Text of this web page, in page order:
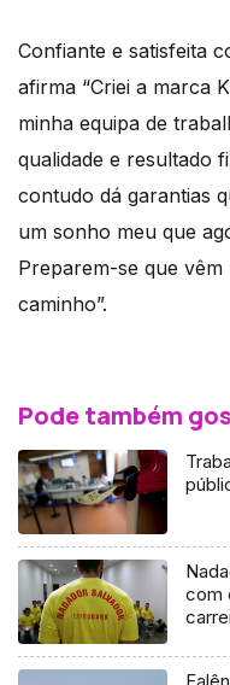
Confiante e satisfeita
afirma “Criei a marca
minha equipa de
qualidade e resultado
contudo dá garantias
um sonho meu que
Preparem-se que
caminho”.
Pode também
com